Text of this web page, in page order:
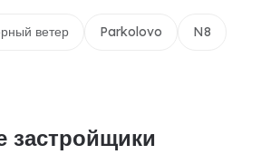
ветер Parkolovo N8
застройщики